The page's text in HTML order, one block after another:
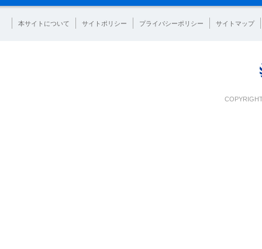
本サイトについて サイトポリシー プライバシーポリシー サイトマップ